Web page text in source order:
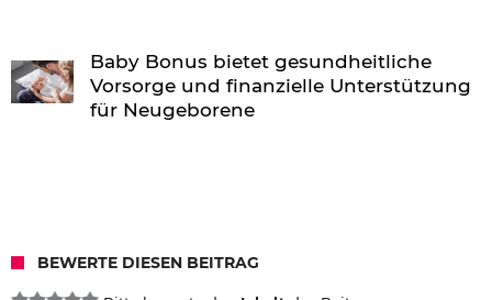
Baby Bonus bietet gesundheitliche
Vorsorge und finanzielle Unterstützung
für Neugeborene
BEWERTE DIESEN BEITRAG